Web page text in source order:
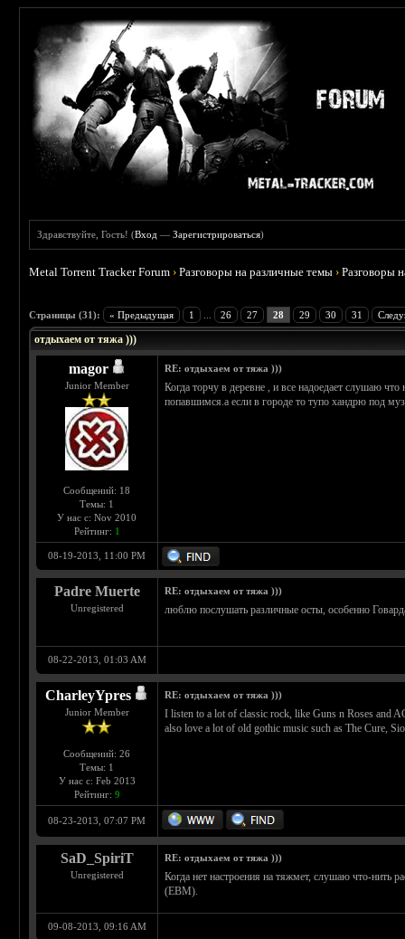
Здравствуйте, Гость! (Вход —Зарегистрироваться)
Metal Torrent Tracker Forum ›Разговоры на различные темы ›Разговоры
Страницы (31): « Предыдущая 1 26 27 28 29 30 31
отдыхаем от тяжа )))
magor
Junior Member
Сообщений: 18
Темы: 1
У нас с: Nov 2010
Рейтинг: 1
RE: отдыхаем от тяжа )))
Когда торчу в деревне , и все надоедает слушаю
попавшимся.а если в городе то тупо хандрю под
08-19-2013, 11:00 PM
Padre Muerte
Unregistered
RE: отдыхаем от тяжа )))
люблю послушать различные осты, особенно
08-22-2013, 01:03 AM
CharleyYpres
Junior Member
Сообщений: 26
Темы: 1
У нас с: Feb 2013
Рейтинг: 9
RE: отдыхаем от тяжа )))
I listen to a lot of classic rock, like Guns n Roses and
also love a lot of old gothic music such as The Cure,
08-23-2013, 07:07 PM
SaD_SpiriT
Unregistered
RE: отдыхаем от тяжа )))
Когда нет настроения на тяжмет, слушаю что-нить
(EBM).
09-08-2013, 09:16 AM